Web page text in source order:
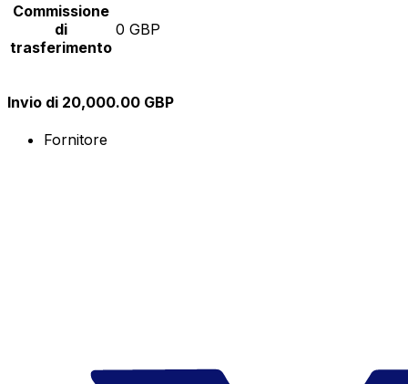
Commissione
di
trasferimento
0 GBP
Invio di 20,000.00 GBP
Fornitore